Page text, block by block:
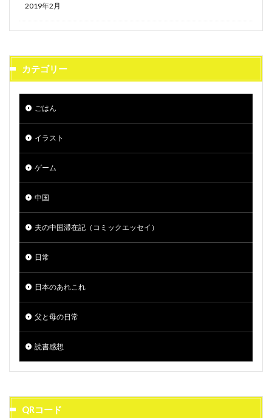
2019年2月
カテゴリー
ごはん
イラスト
ゲーム
中国
夫の中国滞在記（コミックエッセイ）
日常
日本のあれこれ
父と母の日常
読書感想
QRコード